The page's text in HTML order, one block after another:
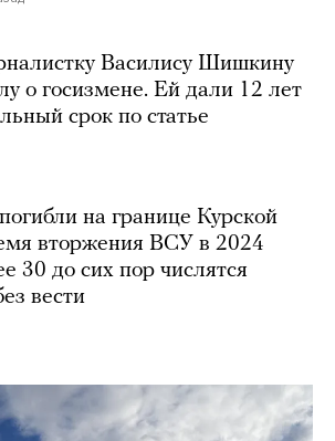
Василису Шишкину
о госизмене. Ей дали 12 лет
срок по статье
на границе Курской
вторжения ВСУ в 2024
30 до сих пор числятся
вести